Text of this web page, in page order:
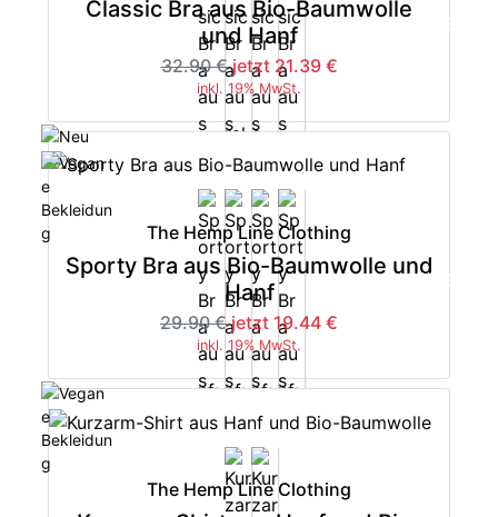
Classic Bra aus Bio-Baumwolle
und Hanf
32.90 € jetzt 21.39 €
inkl. 19% MwSt.
-35%
The Hemp Line Clothing
Sporty Bra aus Bio-Baumwolle und
Hanf
29.90 € jetzt 19.44 €
inkl. 19% MwSt.
-35%
The Hemp Line Clothing